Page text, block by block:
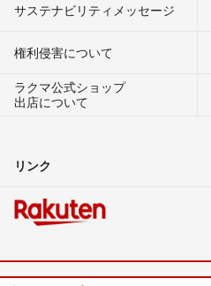
サステナビリティメッセージ
権利侵害について
ラクマ公式ショップ
出店について
リンク